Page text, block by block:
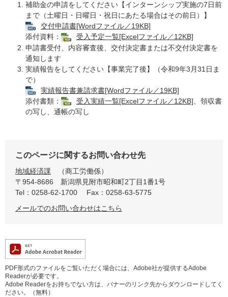
補助金の申請をしてください【インターンシップ実施の7日前
まで（土曜日・日曜日・祝日にあたる場合はその前日）】
交付申請書[Wordファイル／19KB]
添付資料：
受入予定一覧[Excelファイル／12KB]
申請書受付、内容審査後、交付決定書または不交付決定書を
通知します
実績報告をしてください【事業完了後】（令和9年3月31日ま
で）
実績報告書兼請求書[Wordファイル／19KB]
添付書類：
受入実績一覧[Excelファイル／12KB] 、領収書
の写し、通帳の写し
このページに関するお問い合わせ先
地域経済課
商工労働係
〒954-8686
新潟県見附市昭和町2丁目1番1号
Tel：0258-62-1700
Fax：0258-63-5775
メールでのお問い合わせはこちら
PDF形式のファイルをご覧いただく場合には、Adobe社が提供するAdobe
Readerが必要です。
Adobe Readerをお持ちでない方は、バナーのリンク先からダウンロードしてく
ださい。（無料）